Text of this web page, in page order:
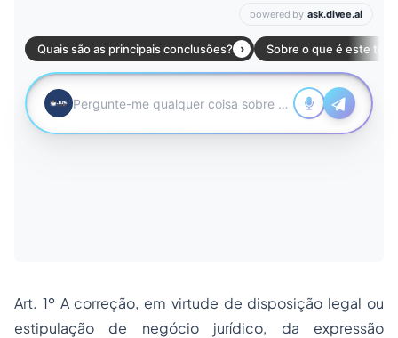
Art. 1º A correção, em virtude de disposição legal ou
estipulação de negócio jurídico, da expressão